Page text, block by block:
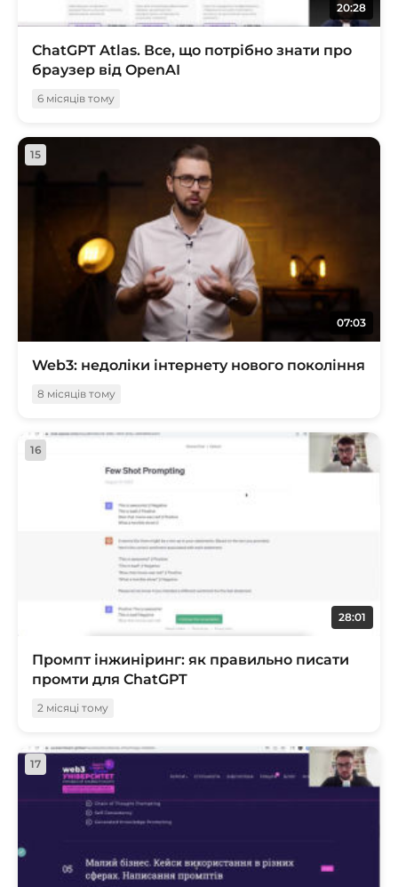
20:28
ChatGPT Atlas. Все, що потрібно знати про
браузер від OpenAI
6 місяців тому
15
07:03
Web3: недоліки інтернету нового покоління
8 місяців тому
16
28:01
Промпт інжиніринг: як правильно писати
промти для ChatGPT
2 місяці тому
17